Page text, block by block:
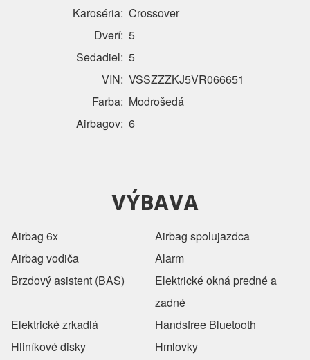
Karoséria: Crossover
Dverí: 5
Sedadiel: 5
VIN: VSSZZZKJ5VR066651
Farba: Modrošedá
Airbagov: 6
VÝBAVA
Airbag 6x
Airbag spolujazdca
Airbag vodiča
Alarm
Brzdový asistent (BAS)
Elektrické okná predné a
zadné
Elektrické zrkadlá
Handsfree Bluetooth
Hliníkové disky
Hmlovky